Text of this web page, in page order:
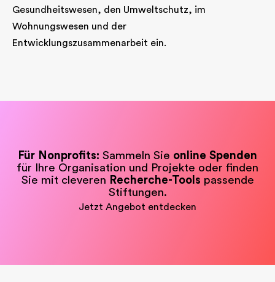
Gesundheitswesen, den Umweltschutz, im
Wohnungswesen und der
Entwicklungszusammenarbeit ein.
Für Nonprofits: Sammeln Sie online Spenden
für Ihre Organisation und Projekte oder finden
Sie mit cleveren Recherche-Tools passende
Stiftungen.
Jetzt Angebot entdecken